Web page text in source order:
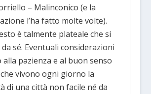
– Malinconico (e la
l’ha fatto molte volte).
è talmente plateale che si
sé. Eventuali considerazioni
alla pazienza e al buon senso
vivono ogni giorno la
di una città non facile né da